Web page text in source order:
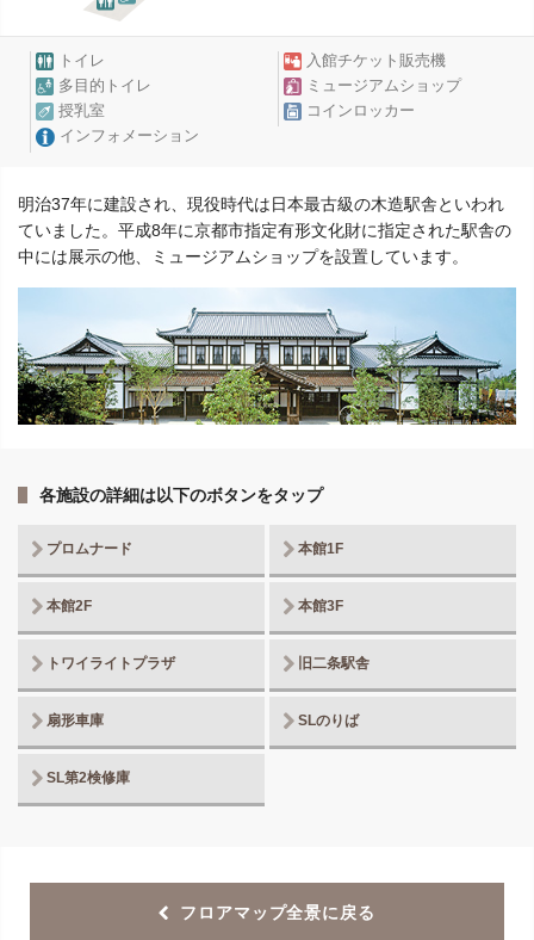
トイレ
多目的トイレ
授乳室
インフォメーション
入館チケット販売機
ミュージアムショップ
コインロッカー
明治37年に建設され、現役時代は日本最古級の木造駅舎といわれ
ていました。平成8年に京都市指定有形文化財に指定された駅舎の
中には展示の他、ミュージアムショップを設置しています。
各施設の詳細は以下のボタンをタップ
プロムナード 本館1F
本館2F 本館3F
トワイライトプラザ 旧二条駅舎
扇形車庫 SLのりば
SL第2検修庫
フロアマップ全景に戻る